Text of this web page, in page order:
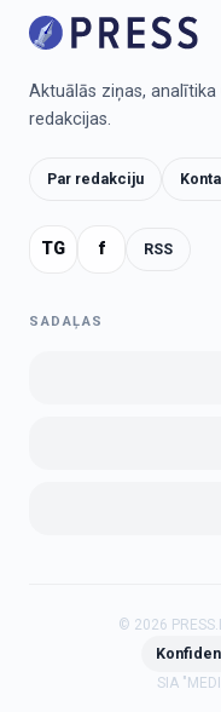
Aktuālās ziņas, analītika
redakcijas.
Par redakciju
TG f RSS
SADAĻAS
© 2026
SIA